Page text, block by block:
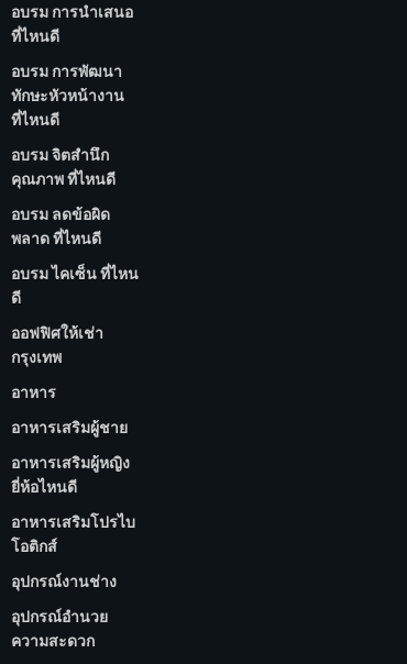
อบรม การนำเสนอ
ที่ไหนดี
อบรม การพัฒนา
ทักษะหัวหน้างาน
ที่ไหนดี
อบรม จิตสำนึก
คุณภาพ ที่ไหนดี
อบรม ลดข้อผิด
พลาด ที่ไหนดี
อบรม ไคเซ็น ที่ไหน
ดี
ออฟฟิศให้เช่า
กรุงเทพ
อาหาร
อาหารเสริมผู้ชาย
อาหารเสริมผู้หญิง
ยี่ห้อไหนดี
อาหารเสริมโปรไบ
โอติกส์
อุปกรณ์งานช่าง
อุปกรณ์อำนวย
ความสะดวก